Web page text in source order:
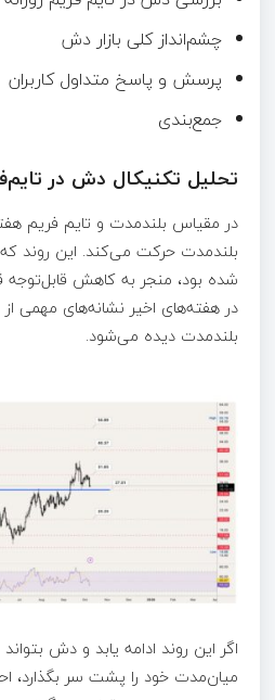
چشم‌انداز کلی بازار دش
پرسش و پاسخ متداول کاربران
جمع‌بندی
تحلیل تکنیکال دش در
در مقیاس بلندمدت و تایم‌ فریم
بلندمدت حرکت می‌کند. این روند
شده بود، منجر به کاهش
در هفته‌های اخیر نشانه‌های مهمی
بلندمدت دیده می‌شود.
اگر این روند ادامه یابد و دش
میان‌مدت خود را پشت سر بگذارد،